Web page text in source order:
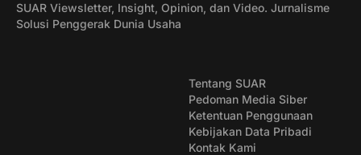
SUAR Viewsletter, Insight, Opinion, dan Video. Jurnalisme
Solusi Penggerak Dunia Usaha
Tentang SUAR
Pedoman Media Siber
Ketentuan Penggunaan
Kebijakan Data Pribadi
Kontak Kami